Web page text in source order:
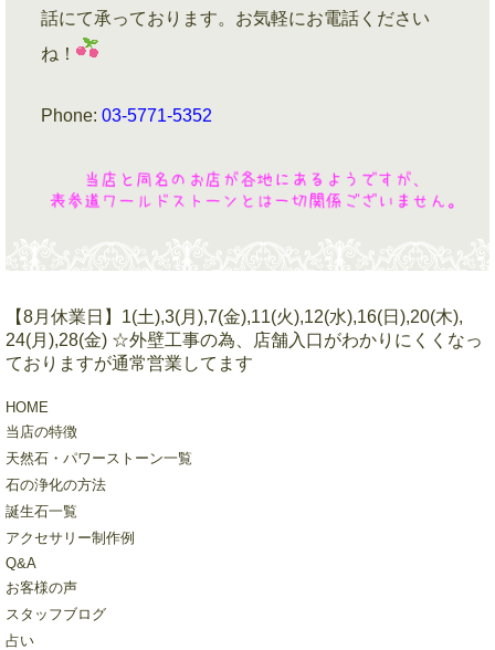
話にて承っております。お気軽にお電話ください
ね！
Phone: 03-5771-5352
【8月休業日】1(土),3(月),7(金),11(火),12(水),16(日),20(木),
24(月),28(金) ☆外壁工事の為、店舗入口がわかりにくくなっ
ておりますが通常営業してます
HOME
当店の特徴
天然石・パワーストーン一覧
石の浄化の方法
誕生石一覧
アクセサリー制作例
Q&A
お客様の声
スタッフブログ
占い